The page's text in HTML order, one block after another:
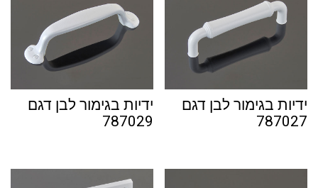
ידיות בגימור לבן דגם
787027
ידיות בגימור לבן דגם
787029